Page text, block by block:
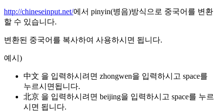
http://chineseinput.net/에서 pinyin(병음)방식으로 중국어를 변환
할 수 있습니다.
변환된 중국어를 복사하여 사용하시면 됩니다.
예시)
中文 을 입력하시려면 zhongwen을 입력하시고 space를
누르시면됩니다.
北京 을 입력하시려면 beijing을 입력하시고 space를 누르
시면 됩니다.